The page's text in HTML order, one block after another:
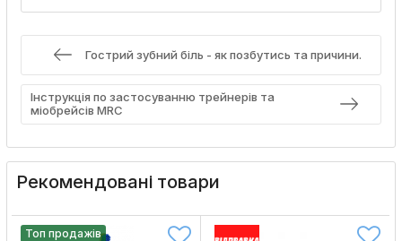
Гострий зубний біль - як позбутись та причини.
Інструкція по застосуванню трейнерів та
міобрейсів MRC
Рекомендовані товари
Топ продажів